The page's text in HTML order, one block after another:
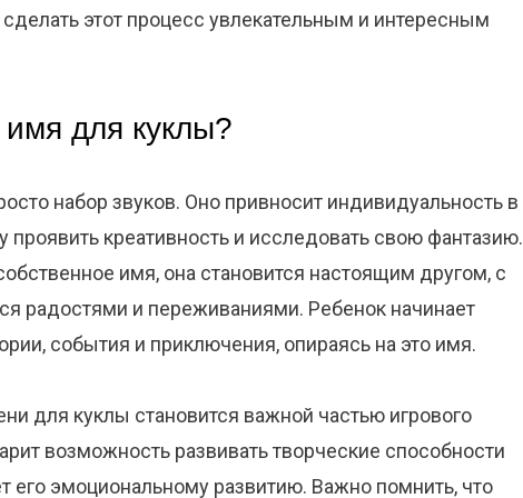
этот процесс увлекательным и интересным
для куклы?
набор звуков. Оно привносит индивидуальность в
проявить креативность и исследовать свою фантазию.
имя, она становится настоящим другом, с
радостями и переживаниями. Ребенок начинает
события и приключения, опираясь на это имя.
для куклы становится важной частью игрового
возможность развивать творческие способности
его эмоциональному развитию. Важно помнить, что